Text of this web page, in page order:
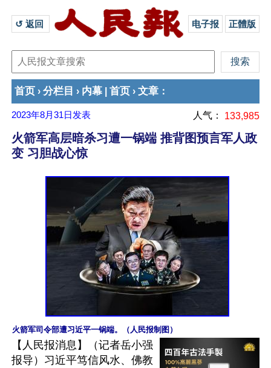
↺ 返回 电子报 正體版
首页 › 分栏目 › 内幕 首页 › 文章 ：
2023年8月31日 发表 人气： 133,985
火箭军高层暗杀习遭一锅端 推背图预言军人政
变 习胆战心惊
火箭军司令部遭习近平一锅端。（人民报制图）
【人民报消息】（记者岳小强
报导）习近平笃信风水、佛教